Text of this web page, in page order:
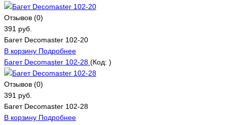
Отзывов (0)
391 руб.
Багет Decomaster 102-20
В корзину Подробнее
Багет Decomaster 102-28 (Код: )
Отзывов (0)
391 руб.
Багет Decomaster 102-28
В корзину Подробнее